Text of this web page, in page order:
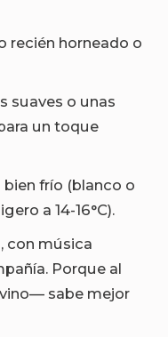
recién horneado o
suaves o unas
un toque
frío (blanco o
a 14-16°C).
con música
Porque al
sabe mejor